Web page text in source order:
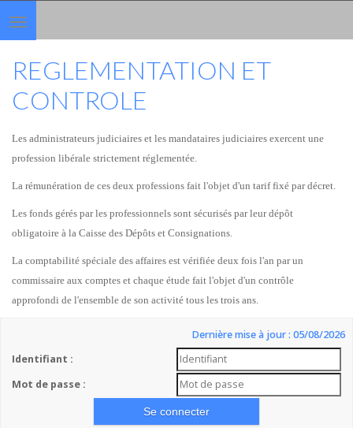
Toggle
navigation
REGLEMENTATION ET
CONTROLE
Les administrateurs judiciaires et les mandataires judiciaires exercent une
profession libérale strictement réglementée.
La rémunération de ces deux professions fait l'objet d'un tarif fixé par décret.
Les fonds gérés par les professionnels sont sécurisés par leur dépôt
obligatoire à la Caisse des Dépôts et Consignations.
La comptabilité spéciale des affaires est vérifiée deux fois l'an par un
commissaire aux comptes et chaque étude fait l'objet d'un contrôle
approfondi de l'ensemble de son activité tous les trois ans.
Dernière mise à jour : 05/08/2026
Identifiant :
Mot de passe :